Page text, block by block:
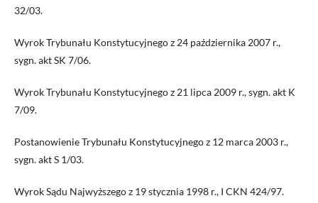
32/03.
Wyrok Trybunału Konstytucyjnego z 24 października 2007 r.,
sygn. akt SK 7/06.
Wyrok Trybunału Konstytucyjnego z 21 lipca 2009 r., sygn. akt K
7/09.
Postanowienie Trybunału Konstytucyjnego z 12 marca 2003 r.,
sygn. akt S 1/03.
Wyrok Sądu Najwyższego z 19 stycznia 1998 r., I CKN 424/97.